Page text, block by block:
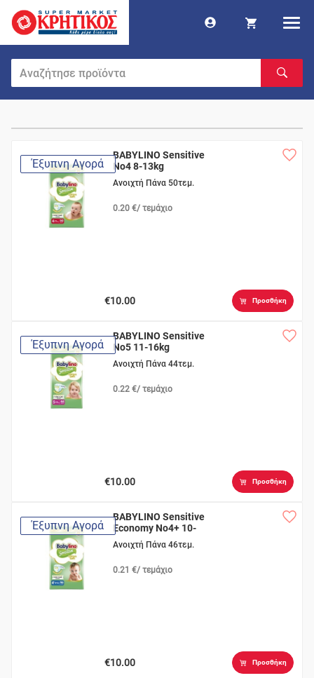
Έξυπνη Αγορά
BABYLINO Sensitive
No4 8-13kg
Ανοιχτή Πάνα 50τεμ.
0.20 €/ τεμάχιο
€10.00 Προσθήκη
Έξυπνη Αγορά
BABYLINO Sensitive
No5 11-16kg
Ανοιχτή Πάνα 44τεμ.
0.22 €/ τεμάχιο
€10.00 Προσθήκη
Έξυπνη Αγορά
BABYLINO Sensitive
Economy No4+ 10-
15kg
Ανοιχτή Πάνα 46τεμ.
0.21 €/ τεμάχιο
€10.00 Προσθήκη